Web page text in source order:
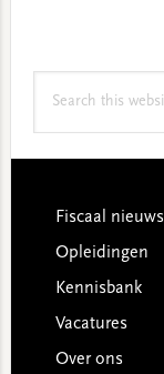
Footer
Fiscaal nieuws
Opleidingen
Kennisbank
Vacatures
Over ons